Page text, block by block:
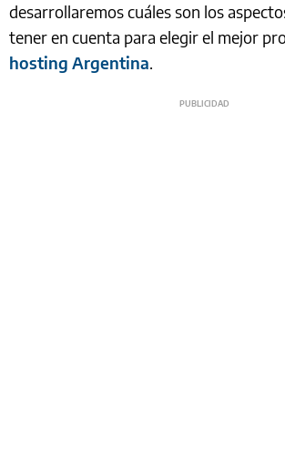
desarrollaremos cuáles son los
tener en cuenta para elegir el mejor
hosting Argentina.